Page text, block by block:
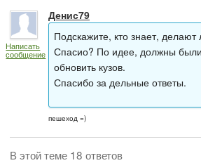
Сервисы и услуги
Новости
Написать
сообщение
Денис79
Подскажите, кто знает,
Спасио? По идее, должны
обновить кузов.
Спасибо за дельные ответы.
пешеход =)
В этой теме 18 ответов